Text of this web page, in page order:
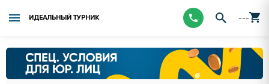
ИДЕАЛЬНЫЙ ТУРНИК ---